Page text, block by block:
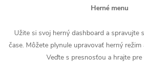
Herné menu
Užite si svoj herný dashboard a spravujte
čase. Môžete plynule upravovať herný
Veďte s presnosťou a hrajte